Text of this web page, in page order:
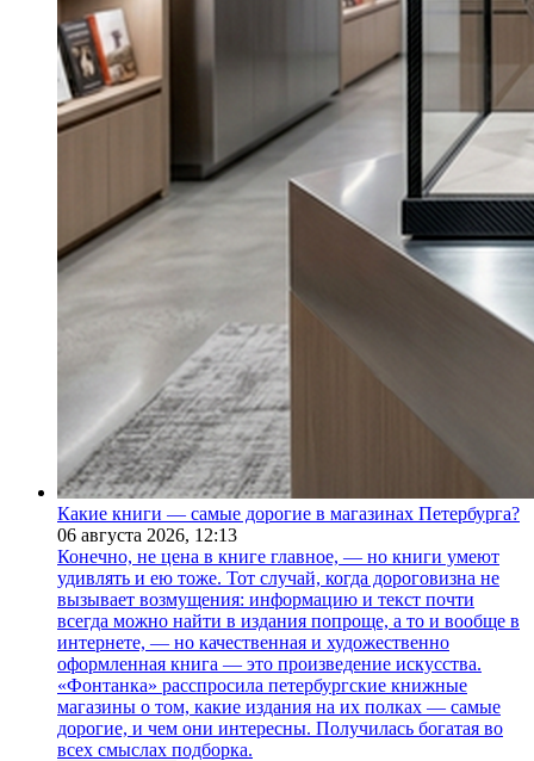
Какие книги — самые дорогие в магазинах Петербурга?
06 августа 2026, 12:13
Конечно, не цена в книге главное, — но книги умеют
удивлять и ею тоже. Тот случай, когда дороговизна не
вызывает возмущения: информацию и текст почти
всегда можно найти в издания попроще, а то и вообще в
интернете, — но качественная и художественно
оформленная книга — это произведение искусства.
«Фонтанка» расспросила петербургские книжные
магазины о том, какие издания на их полках — самые
дорогие, и чем они интересны. Получилась богатая во
всех смыслах подборка.